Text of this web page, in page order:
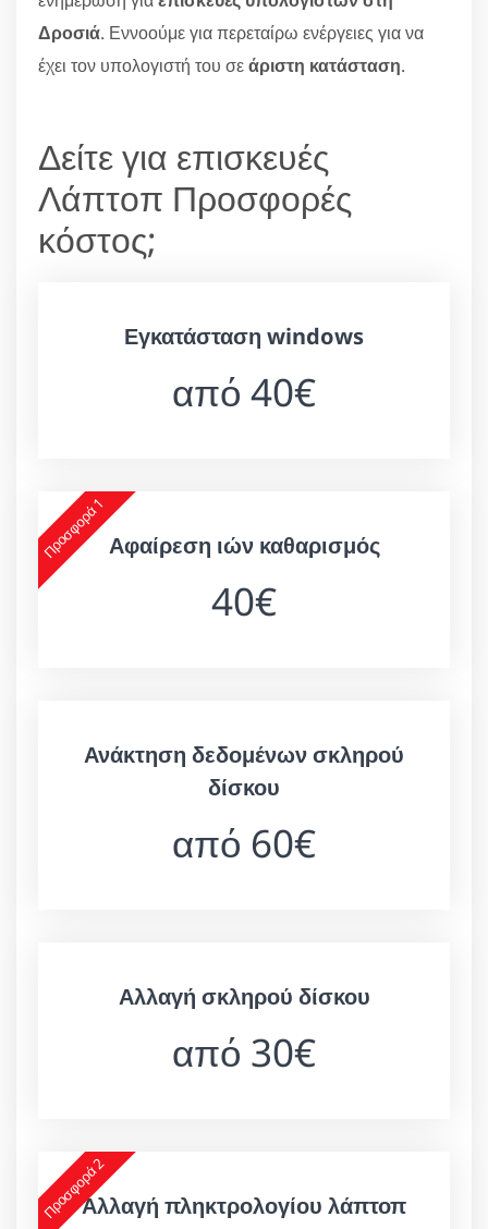
Δροσιά. Εννοούμε για περεταίρω ενέργειες για να
έχει τον υπολογιστή του σεάριστη κατάσταση.
Δείτε για επισκευές
Λάπτοπ Προσφορές
κόστος;
Εγκατάσταση windows
από 40€
Προσφορά 1Αφαίρεση ιών καθαρισμός
40€
Ανάκτηση δεδομένων σκληρού
δίσκου
από 60€
Αλλαγή σκληρού δίσκου
από 30€
Προσφορά 2Αλλαγή πληκτρολογίου λάπτοπ